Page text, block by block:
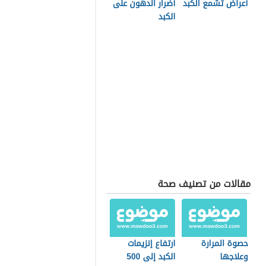
أعراض تشمع الكبد أضرار الدهون على
الكبد
مقالات من تصنيف صحة
حصوة المرارة
وعلاجها
ارتفاع إنزيمات
الكبد إلى 500